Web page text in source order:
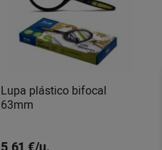
Lupa plástico bifocal
63mm